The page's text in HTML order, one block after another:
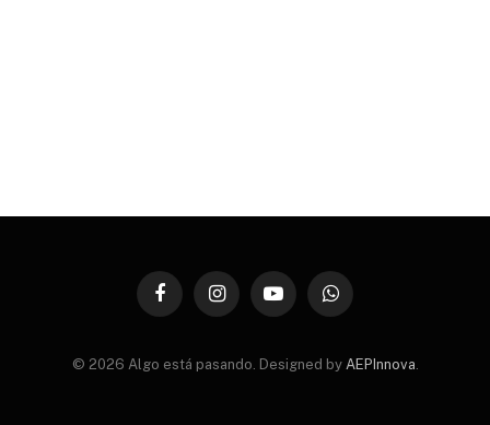
FacebookInstagramYouTubeWhatsApp
© 2026 Algo está pasando. Designed by AEPInnova